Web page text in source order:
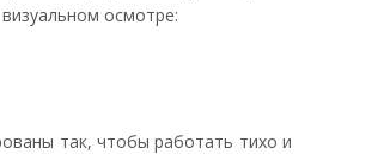
осмотре:
так, чтобы работать тихо и